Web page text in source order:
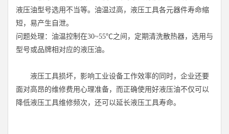
液压油型号选用不当等。油温过高，液压工具各元器件寿命缩
短，易产生自泄。
问题处理：油温控制在30~55℃之间，定期清洗散热器，选用与
型号或品牌相对应的液压油。
液压工具损坏，影响工业设备工作效率的同时，企业还要
面对高昂的维修费用心理准备，而正确使用好液压油不仅可以
降低液压工具维修频次，还可以延长液压工具寿命。